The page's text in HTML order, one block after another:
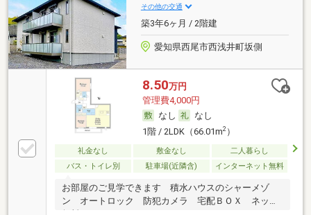
その他の交通
築3年6ヶ月 / 2階建
愛知県西尾市西浅井町坂側
8.50万円
管理費4,000円
なし
なし
1階 / 2LDK（66.01m2）
礼金なし 敷金なし
二人暮らし
バス・トイレ別
駐車場(近隣含) インターネット無料
お部屋のご見学できます 積水ハウスのシャーメゾ
ン オートロック 防犯カメラ 宅配ＢＯＸ ネット